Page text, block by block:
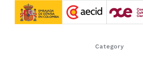
Saltar
Category